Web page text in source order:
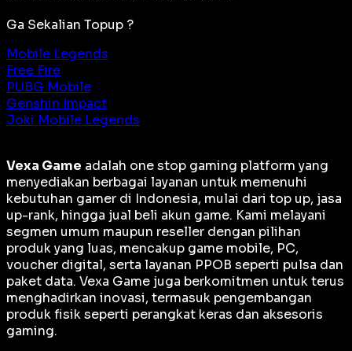
Ga Sekalian Topup ?
Mobile Legends
Free Fire
PUBG Mobile
Genshin Impact
Joki Mobile Legends
Vexa Game adalah one stop gaming platform yang
menyediakan berbagai layanan untuk memenuhi
kebutuhan gamer di Indonesia, mulai dari top up, jasa
up-rank, hingga jual beli akun game. Kami melayani
segmen umum maupun reseller dengan pilihan
produk yang luas, mencakup game mobile, PC,
voucher digital, serta layanan PPOB seperti pulsa dan
paket data. Vexa Game juga berkomitmen untuk terus
menghadirkan inovasi, termasuk pengembangan
produk fisik seperti perangkat keras dan aksesoris
gaming.